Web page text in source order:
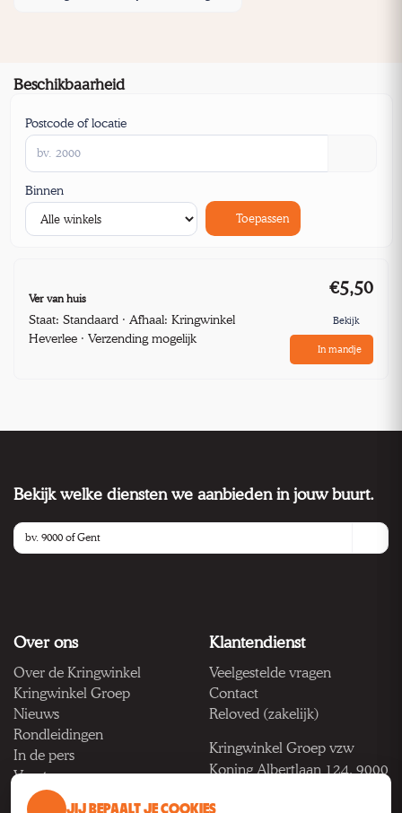
Beschikbaarheid
Postcode of locatie
Binnen
Toepassen
Ver van huis
Staat: Standaard · Afhaal: Kringwinkel
Heverlee · Verzending mogelijk
€5,50
Bekijk
In mandje
Bekijk welke diensten we aanbieden in jouw buurt.
Over ons
Over de Kringwinkel
Kringwinkel Groep
Nieuws
Rondleidingen
In de pers
Vacatures
Klantendienst
Veelgestelde vragen
Contact
Reloved (zakelijk)
Kringwinkel Groep vzw
Koning Albertlaan 124, 9000
JIJ BEPAALT JE COOKIES